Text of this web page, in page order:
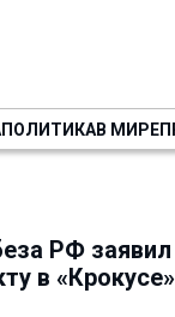
ПОЛИТИКАВ МИРЕ
РФ заявил
в «Крокусе»